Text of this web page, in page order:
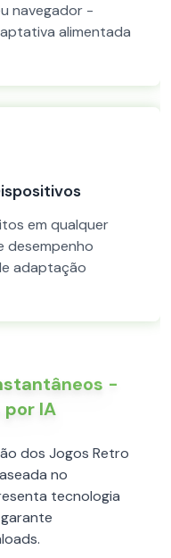
navegador -
alimentada
em qualquer
desempenho
adaptação
-
IA
dos Jogos Retro
no
tecnologia